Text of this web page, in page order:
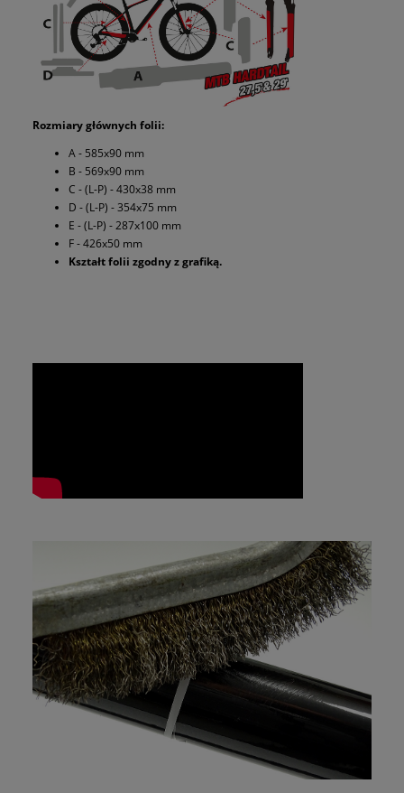
Rozmiary głównych folii:
A - 585x90 mm
B - 569x90 mm
C - (L-P) - 430x38 mm
D - (L-P) - 354x75 mm
E - (L-P) - 287x100 mm
F - 426x50 mm
Kształt folii zgodny z grafiką.